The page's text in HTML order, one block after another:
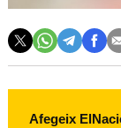
Afegeix